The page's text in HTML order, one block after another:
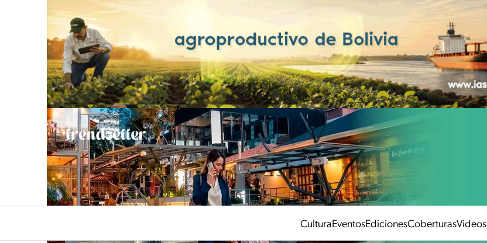
CulturaEventosEdicionesCoberturasVideos